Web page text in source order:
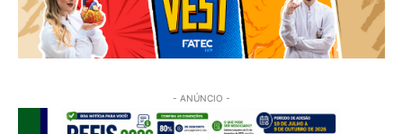
- ANÚNCIO -